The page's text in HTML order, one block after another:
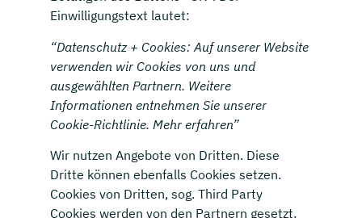
Einwilligungstext lautet:
“Datenschutz + Cookies: Auf unserer Website
verwenden wir Cookies von uns und
ausgewählten Partnern. Weitere
Informationen entnehmen Sie unserer
Cookie-Richtlinie. Mehr erfahren”
Wir nutzen Angebote von Dritten. Diese
Dritte können ebenfalls Cookies setzen.
Cookies von Dritten, sog. Third Party
Cookies werden von den Partnern gesetzt,